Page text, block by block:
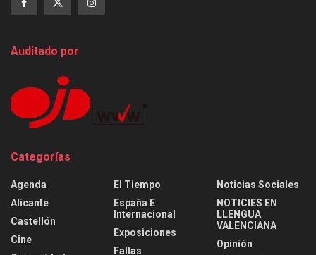
Auditado por
Categorías
Agenda
Alicante
Castellón
Cine
El Tiempo
España E
Internacional
Exposiciones
Fallas
Noticias Sociales
NOTICIES EN
LLENGUA
VALENCIANA
Opinión